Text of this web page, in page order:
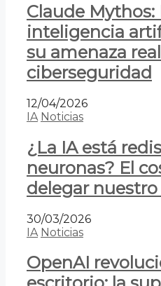
Claude Mythos:
inteligencia
su amenaza
ciberseguridad
12/04/2026
IA Noticias
¿La IA está
neuronas? El
delegar
30/03/2026
IA Noticias
OpenAI